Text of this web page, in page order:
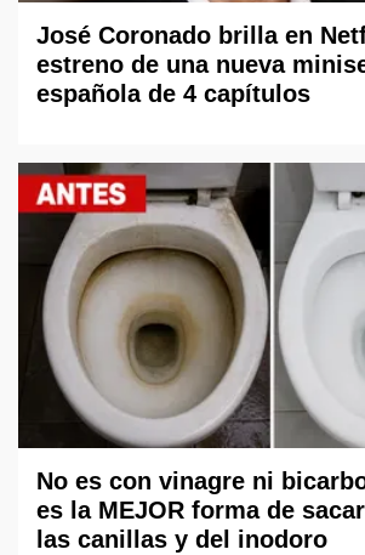
José Coronado brilla en
estreno de una nueva
española de 4 capítulos
No es con vinagre ni
es la MEJOR forma de
las canillas y del inodoro